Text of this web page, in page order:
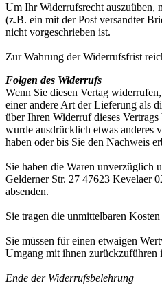
Um Ihr Widerrufsrecht auszuüben,
(z.B. ein mit der Post versandter
nicht vorgeschrieben ist.
Zur Wahrung der Widerrufsfrist
Folgen des Widerrufs
Wenn Sie diesen Vertag
einer andere Art der Lieferung als
über Ihren Widerruf dieses
wurde ausdrücklich etwas anderes
haben oder bis Sie den Nachweis
Sie haben die Waren unverzüglich
Gelderner Str. 27 47623 Kevelaer
absenden.
Sie tragen die unmittelbaren
Sie müssen für einen etwaigen
Umgang mit ihnen zurückzuführen
Ende der Widerrufsbelehrung